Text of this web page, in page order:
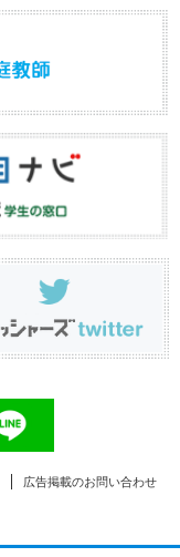
広告掲載のお問い合わせ